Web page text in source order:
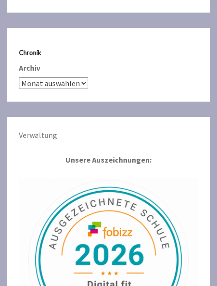
Chronik
Archiv
Verwaltung
Unsere Auszeichnungen: